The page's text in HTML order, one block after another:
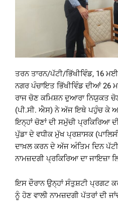
ਤਰਨ ਤਾਰਨ/ਪੱਟੀ/ਭਿੱਖੀਵਿੰਡ,
ਨਗਰ ਪੰਚਾਇਤ ਭਿੱਖੀਵਿੰਡ ਦੀਆਂ
ਰਾਜ ਚੋਣ ਕਮਿਸ਼ਨ ਦੁਆਰਾ ਨਿਯੁਕਤ
(ਪੀ.ਸੀ. ਐਸ) ਨੇ ਅੱਜ ਇਥੇ ਪਹੁੰਚ ਕੇ
ਇਨ੍ਹਾਂ ਚੋਣਾਂ ਦੀ ਸਮੁੱਚੀ ਪ੍ਰਕਿਰਿਆ
ਪੁੱਡਾ ਦੇ ਵਧੀਕ ਮੁੱਖ ਪ੍ਰਸ਼ਾਸਕ
ਦਾਖ਼ਲ ਕਰਨ ਦੇ ਅੱਜ ਅੰਤਿਮ ਦਿਨ
ਨਾਮਜ਼ਦਗੀ ਪ੍ਰਕਿਰਿਆ ਦਾ ਜਾਇਜ਼ਾ
ਇਸ ਦੌਰਾਨ ਉਨ੍ਹਾਂ ਸੰਤੁਸ਼ਟੀ ਪ੍ਰਗਟ
ਨੂੰ ਹੋਣ ਵਾਲੀ ਨਾਮਜ਼ਦਗੀ ਪੱਤਰਾਂ ਦੀ